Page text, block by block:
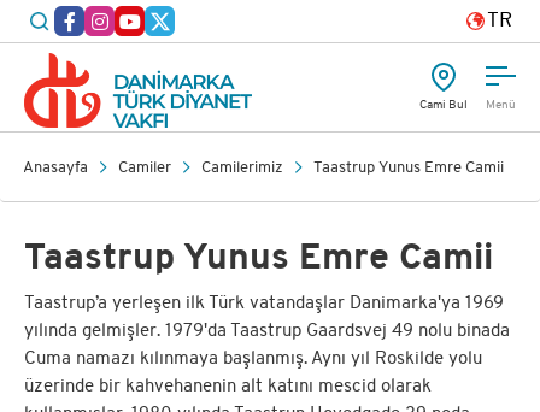
TR
Menü
Cami Bul
Anasayfa Camiler Camilerimiz Taastrup Yunus Emre Camii
Taastrup Yunus Emre Camii
Taastrup’a yerleşen ilk Türk vatandaşlar Danimarka'ya 1969
yılında gelmişler. 1979'da Taastrup Gaardsvej 49 nolu binada
Cuma namazı kılınmaya başlanmış. Aynı yıl Roskilde yolu
üzerinde bir kahvehanenin alt katını mescid olarak